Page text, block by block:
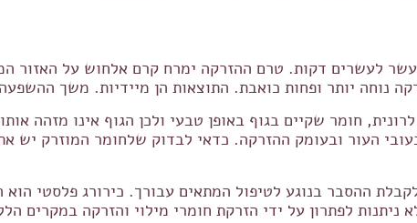
עשר לעשרים דקות. טרם ההזרקה ימרח קרם אלחוש על האזור
נוחה יותר ופחות כואבת. התוצאות הן מיידיות. משך
חומר שקיים בגוף באופן טבעי ולכן הגוף אינו מזהה
העור ובעומק ההזרקה. כדאי לבדוק שלחומר המוזרק יש
ההסבר בנוגע לטיפול המתאים עבורך. כירורג פלסטי
ניתנות לפתרון על ידי הזרקת חומרי מילוי והזרקה